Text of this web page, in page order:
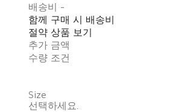
배송비 -
함께 구매 시 배송비
절약 상품 보기
추가 금액
수량 조건
Size
선택하세요.